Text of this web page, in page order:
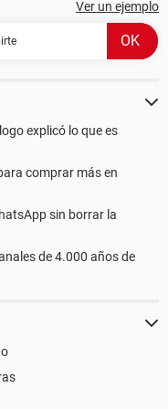
Hard Disk
VLB, AGP, USB
Ver un ejemplo
explicó lo que es
comprar más en
sin borrar la
de 4.000 años de